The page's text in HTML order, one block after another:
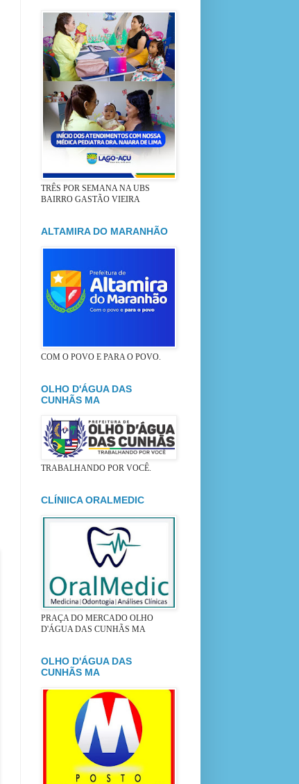
TRÊS POR SEMANA NA UBS
BAIRRO GASTÃO VIEIRA
ALTAMIRA DO MARANHÃO
COM O POVO E PARA O POVO.
OLHO D'ÁGUA DAS
CUNHÃS MA
TRABALHANDO POR VOCÊ.
CLÍNIICA ORALMEDIC
PRAÇA DO MERCADO OLHO
D'ÁGUA DAS CUNHÃS MA
OLHO D'ÁGUA DAS
CUNHÃS MA